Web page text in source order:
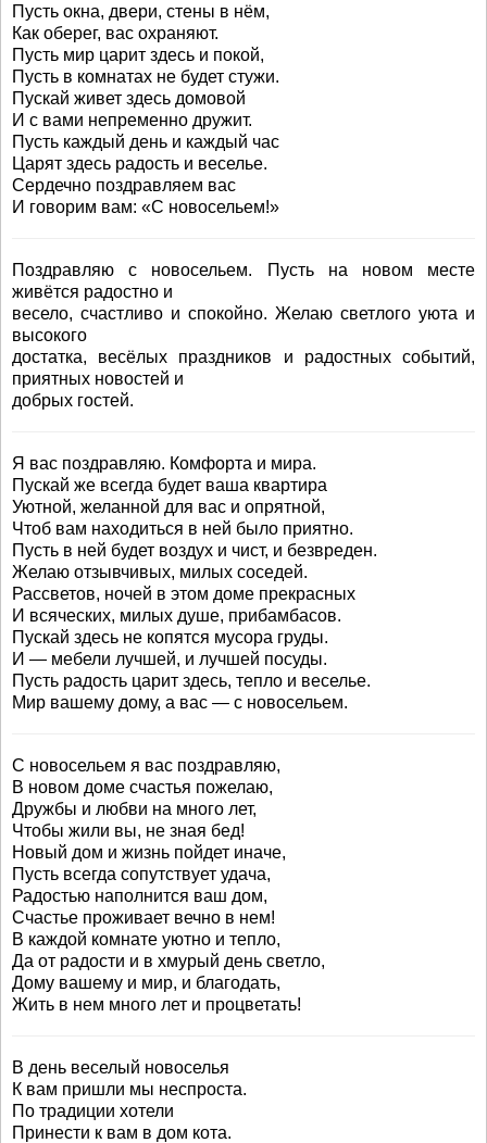
Пусть окна, двери, стены в нём,
Как оберег, вас охраняют.
Пусть мир царит здесь и покой,
Пусть в комнатах не будет стужи.
Пускай живет здесь домовой
И с вами непременно дружит.
Пусть каждый день и каждый час
Царят здесь радость и веселье.
Сердечно поздравляем вас
И говорим вам: «С новосельем!»
Поздравляю с новосельем. Пусть на новом месте
живётся радостно и
весело, счастливо и спокойно. Желаю светлого уюта и
высокого
достатка, весёлых праздников и радостных событий,
приятных новостей и
добрых гостей.
Я вас поздравляю. Комфорта и мира.
Пускай же всегда будет ваша квартира
Уютной, желанной для вас и опрятной,
Чтоб вам находиться в ней было приятно.
Пусть в ней будет воздух и чист, и безвреден.
Желаю отзывчивых, милых соседей.
Рассветов, ночей в этом доме прекрасных
И всяческих, милых душе, прибамбасов.
Пускай здесь не копятся мусора груды.
И — мебели лучшей, и лучшей посуды.
Пусть радость царит здесь, тепло и веселье.
Мир вашему дому, а вас — с новосельем.
С новосельем я вас поздравляю,
В новом доме счастья пожелаю,
Дружбы и любви на много лет,
Чтобы жили вы, не зная бед!
Новый дом и жизнь пойдет иначе,
Пусть всегда сопутствует удача,
Радостью наполнится ваш дом,
Счастье проживает вечно в нем!
В каждой комнате уютно и тепло,
Да от радости и в хмурый день светло,
Дому вашему и мир, и благодать,
Жить в нем много лет и процветать!
В день веселый новоселья
К вам пришли мы неспроста.
По традиции хотели
Принести к вам в дом кота.